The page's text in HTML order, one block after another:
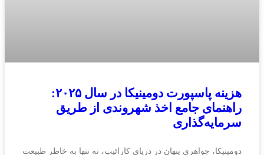
هزینه پاسپورت دومینیکا در سال ۲۰۲۵:
راهنمای جامع اخذ شهروندی از طریق
سرمایه‌گذاری
دومینیکا، جواهری پنهان در دریای کارائیب، نه تنها به خاطر طبیعت